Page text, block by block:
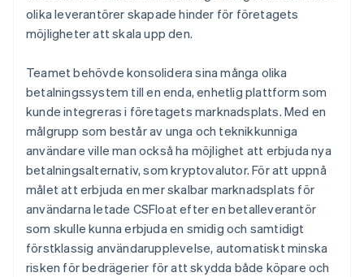
olika leverantörer skapade hinder för företagets
möjligheter att skala upp den.
Teamet behövde konsolidera sina många olika
betalningssystem till en enda, enhetlig plattform som
kunde integreras i företagets marknadsplats. Med en
målgrupp som består av unga och teknikkunniga
användare ville man också ha möjlighet att erbjuda nya
betalningsalternativ, som kryptovalutor. För att uppnå
målet att erbjuda en mer skalbar marknadsplats för
användarna letade CSFloat efter en betalleverantör
som skulle kunna erbjuda en smidig och samtidigt
förstklassig användarupplevelse, automatiskt minska
risken för bedrägerier för att skydda både köpare och